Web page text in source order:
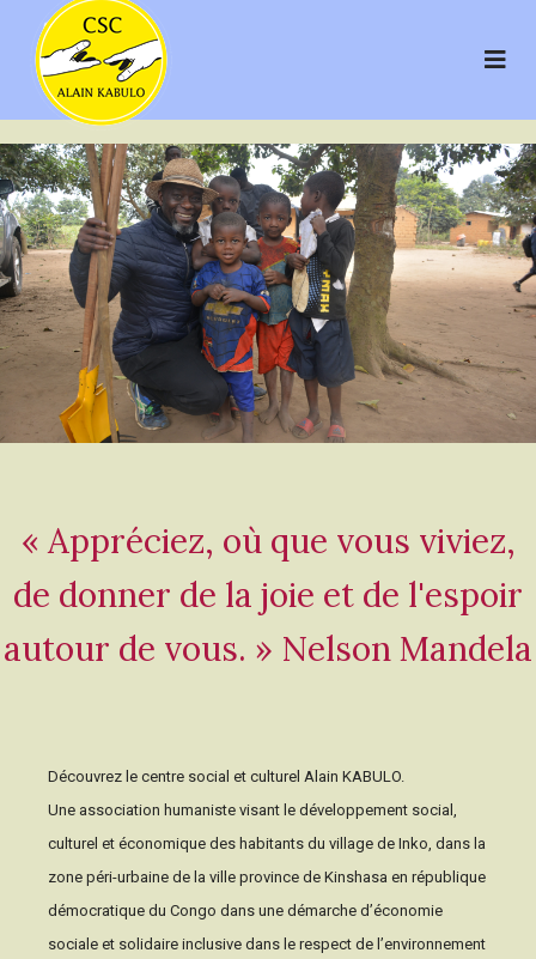
« Appréciez, où que vous viviez,
de donner de la joie et de l'espoir
autour de vous. » Nelson Mandela
Découvrez le centre social et culturel Alain KABULO.
Une association humaniste visant le développement social,
culturel et économique des habitants du village de Inko, dans la
zone péri-urbaine de la ville province de Kinshasa en république
démocratique du Congo dans une démarche d’économie
sociale et solidaire inclusive dans le respect de l’environnement